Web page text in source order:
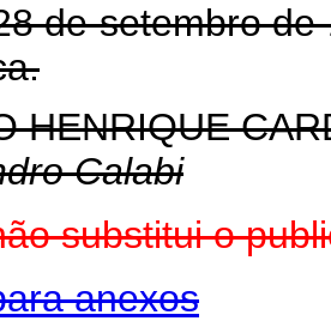
de setembro de
HENRIQUE
Calabi
substitui o
anexos